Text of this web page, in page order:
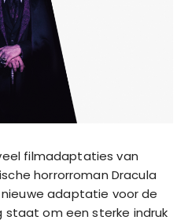
filmadaptaties van
horrorroman Dracula
adaptatie voor de
staat om een sterke indruk